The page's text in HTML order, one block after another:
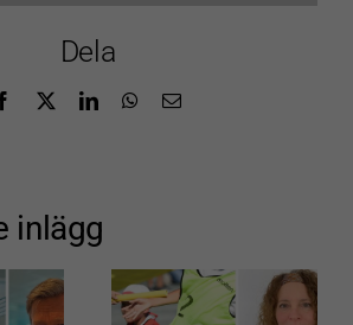
Dela
Facebook
X LinkedInWhatsApp
E-
inlägg